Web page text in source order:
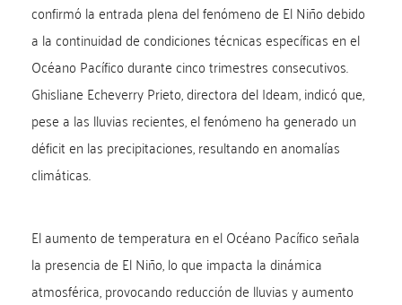
confirmó la entrada plena del fenómeno de El Niño debido
a la continuidad de condiciones técnicas específicas en el
Océano Pacífico durante cinco trimestres consecutivos.
Ghisliane Echeverry Prieto, directora del Ideam, indicó que,
pese a las lluvias recientes, el fenómeno ha generado un
déficit en las precipitaciones, resultando en anomalías
climáticas.
El aumento de temperatura en el Océano Pacífico señala
la presencia de El Niño, lo que impacta la dinámica
atmosférica, provocando reducción de lluvias y aumento